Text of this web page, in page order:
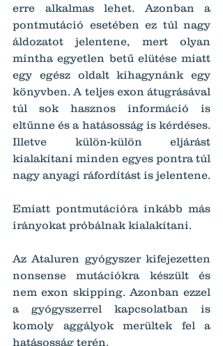
erre alkalmas lehet. Azonban a
pontmutáció esetében ez túl nagy
áldozatot jelentene, mert olyan
mintha egyetlen betű elütése miatt
egy egész oldalt kihagynánk egy
könyvben. A teljes exon átugrásával
túl sok hasznos információ is
eltűnne és a hatásosság is kérdéses.
Illetve külön-külön eljárást
kialakítani minden egyes pontra túl
nagy anyagi ráfordítást is jelentene.
Emiatt pontmutációra inkább más
irányokat próbálnak kialakítani.
Az Ataluren gyógyszer kifejezetten
nonsense mutációkra készült és
nem exon skipping. Azonban ezzel
a gyógyszerrel kapcsolatban is
komoly aggályok merültek fel a
hatásosság terén.